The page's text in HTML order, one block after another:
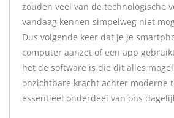
zouden veel van de technologische
vandaag kennen simpelweg niet
Dus volgende keer dat je je
computer aanzet of een app
het de software is die dit alles
onzichtbare kracht achter moderne
essentieel onderdeel van ons